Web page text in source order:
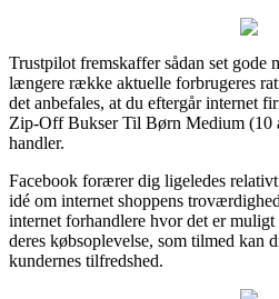
Trustpilot fremskaffer sådan set gode
længere række aktuelle forbrugeres
det anbefales, at du eftergår internet
Zip-Off Bukser Til Børn Medium (10
handler.
Facebook forærer dig ligeledes
idé om internet shoppens
internet forhandlere hvor det er
deres købsoplevelse, som tilmed kan
kundernes tilfredshed.